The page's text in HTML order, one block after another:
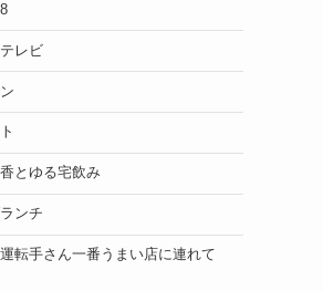
レビ
とゆる宅飲み
ンチ
転手さん一番うまい店に連れて